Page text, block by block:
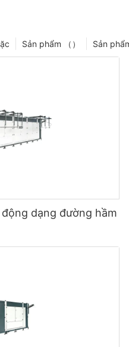
Sản
Sản phẩm （）
dạng đường hầm